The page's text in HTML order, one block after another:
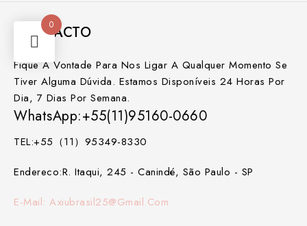
CONTACTO
Fique À Vontade Para Nos Ligar A Qualquer Momento Se
Tiver Alguma Dúvida. Estamos Disponíveis 24 Horas Por
Dia, 7 Dias Por Semana.
WhatsApp:+55(11)95160-0660
TEL:+55（11）95349-8330
Endereco:R. Itaqui, 245 - Canindé, São Paulo - SP
E-Mail: Axiubrasil25@gmail.com
0